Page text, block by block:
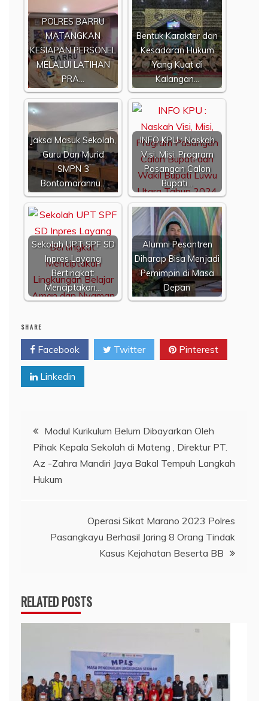
POLRES BARRU
MATANGKAN
KESIAPAN PERSONEL
MELALUI LATIHAN
PRA…
Bentuk Karakter dan
Kesadaran Hukum
Yang Kuat di
Kalangan…
Jaksa Masuk Sekolah,
Guru Dan Murid
SMPN 3
Bontomarannu…
INFO KPU : Naskah
Visi, Misi, Program
Pasangan Calon
Bupati…
Sekolah UPT SPF SD
Inpres Layang
Bertingkat:
Menciptakan…
Alumni Pesantren
Diharap Bisa Menjadi
Pemimpin di Masa
Depan
SHARE
Facebook Twitter Pinterest
Linkedin
Navigasi
pos
Modul Kurikulum Belum Dibayarkan Oleh
Pihak Kepala Sekolah di Mateng , Direktur PT.
Az -Zahra Mandiri Jaya Bakal Tempuh Langkah
Hukum
Operasi Sikat Marano 2023 Polres
Pasangkayu Berhasil Jaring 8 Orang Tindak
Kasus Kejahatan Beserta BB
RELATED POSTS